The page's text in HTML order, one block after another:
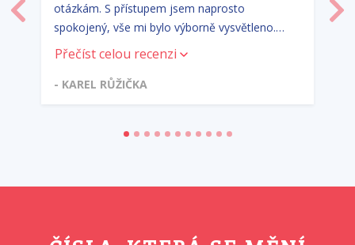
otázkám. S přístupem jsem naprosto
spokojený, vše mi bylo výborně vysvětleno.
Lidský přístup, profesionalita. Tak bych
Přečíst celou recenzi
- KAREL RŮŽIČKA
Předchozí